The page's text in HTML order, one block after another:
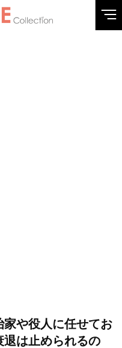
家や役人に任せてお
退は止められるの